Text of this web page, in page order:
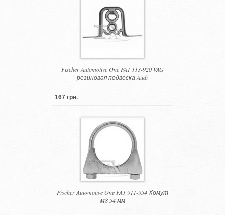
Fischer Automotive One FA1 113-920 VAG
резиновая подвеска Audi
167 грн.
Fischer Automotive One FA1 911-954 Хомут
M8 54 мм